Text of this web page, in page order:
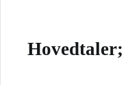
Hovedtaler;